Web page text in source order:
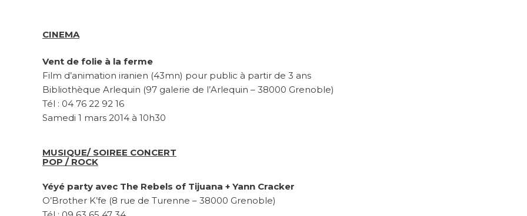
CINEMA
Vent de folie à la ferme
Film d’animation iranien (43mn) pour public à partir de 3 ans
Bibliothèque Arlequin (97 galerie de l’Arlequin – 38000 Grenoble)
Tél : 04 76 22 92 16
Samedi 1 mars 2014 à 10h30
MUSIQUE/ SOIREE CONCERT
POP / ROCK
Yéyé party avec The Rebels of Tijuana + Yann Cracker
O’Brother K’fe (8 rue de Turenne – 38000 Grenoble)